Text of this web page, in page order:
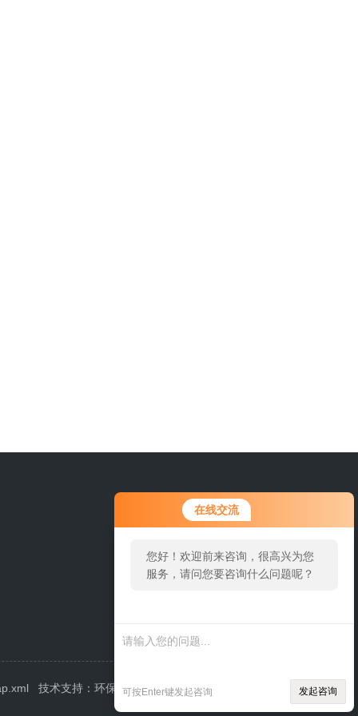
在线交流
您好！欢迎前来咨询，很高兴为您
服务，请问您要咨询什么问题呢？
停留很久
了，是否找
品，您可以
可按Enter键发起咨询 发起咨询
技术支持： 环保在线 管理登陆